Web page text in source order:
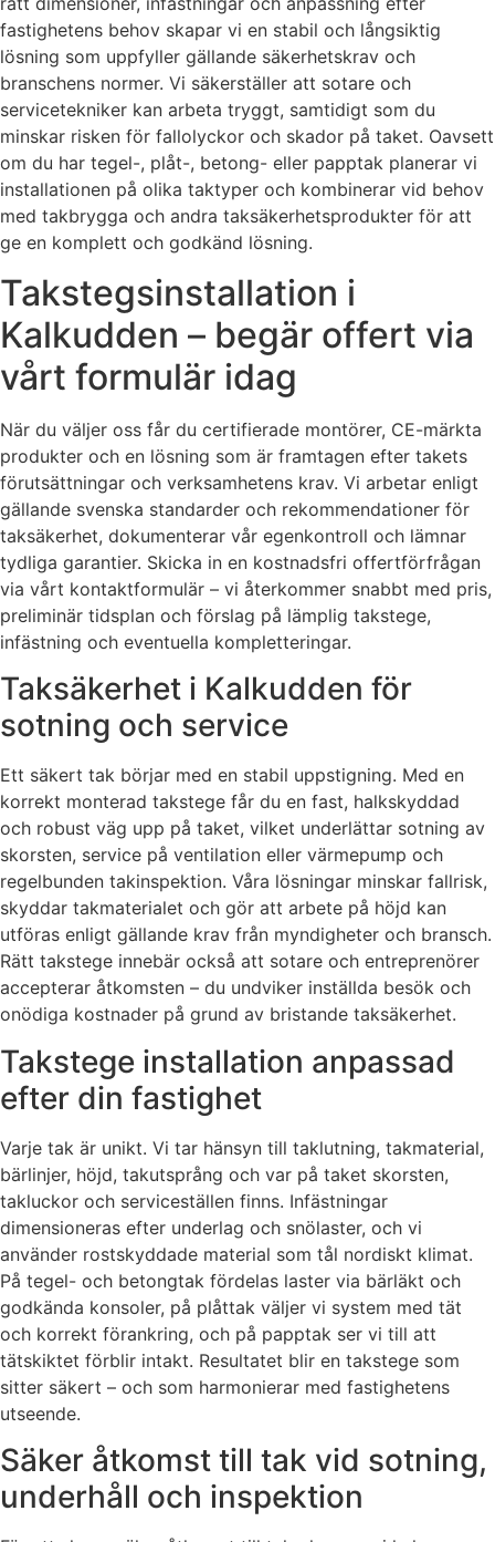
fastighetens behov skapar vi en stabil och långsiktig
lösning som uppfyller gällande säkerhetskrav och
branschens normer. Vi säkerställer att sotare och
servicetekniker kan arbeta tryggt, samtidigt som du
minskar risken för fallolyckor och skador på taket. Oavsett
om du har tegel-, plåt-, betong- eller papptak planerar vi
installationen på olika taktyper och kombinerar vid behov
med takbrygga och andra taksäkerhetsprodukter för att
ge en komplett och godkänd lösning.
Takstegsinstallation i
Kalkudden – begär offert via
vårt formulär idag
När du väljer oss får du certifierade montörer, CE-märkta
produkter och en lösning som är framtagen efter takets
förutsättningar och verksamhetens krav. Vi arbetar enligt
gällande svenska standarder och rekommendationer för
taksäkerhet, dokumenterar vår egenkontroll och lämnar
tydliga garantier. Skicka in en kostnadsfri offertförfrågan
via vårt kontaktformulär – vi återkommer snabbt med pris,
preliminär tidsplan och förslag på lämplig takstege,
infästning och eventuella kompletteringar.
Taksäkerhet i Kalkudden för
sotning och service
Ett säkert tak börjar med en stabil uppstigning. Med en
korrekt monterad takstege får du en fast, halkskyddad
och robust väg upp på taket, vilket underlättar sotning av
skorsten, service på ventilation eller värmepump och
regelbunden takinspektion. Våra lösningar minskar fallrisk,
skyddar takmaterialet och gör att arbete på höjd kan
utföras enligt gällande krav från myndigheter och bransch.
Rätt takstege innebär också att sotare och entreprenörer
accepterar åtkomsten – du undviker inställda besök och
onödiga kostnader på grund av bristande taksäkerhet.
Takstege installation anpassad
efter din fastighet
Varje tak är unikt. Vi tar hänsyn till taklutning, takmaterial,
bärlinjer, höjd, takutsprång och var på taket skorsten,
takluckor och serviceställen finns. Infästningar
dimensioneras efter underlag och snölaster, och vi
använder rostskyddade material som tål nordiskt klimat.
På tegel- och betongtak fördelas laster via bärläkt och
godkända konsoler, på plåttak väljer vi system med tät
och korrekt förankring, och på papptak ser vi till att
tätskiktet förblir intakt. Resultatet blir en takstege som
sitter säkert – och som harmonierar med fastighetens
utseende.
Säker åtkomst till tak vid sotning,
underhåll och inspektion